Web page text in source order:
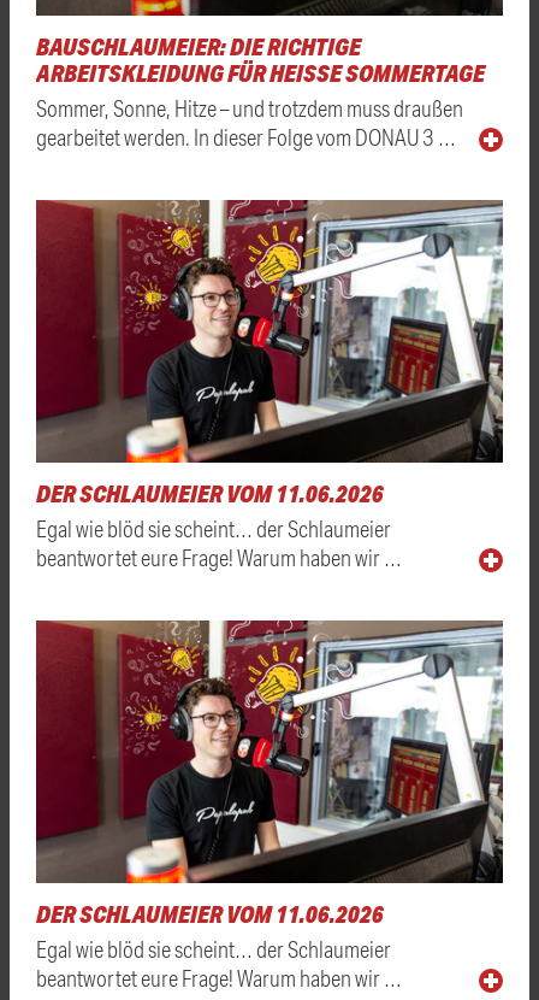
BAUSCHLAUMEIER: DIE RICHTIGE
ARBEITSKLEIDUNG FÜR HEISSE SOMMERTAGE
Sommer, Sonne, Hitze – und trotzdem muss draußen
gearbeitet werden. In dieser Folge vom DONAU 3 …
DER SCHLAUMEIER VOM 11.06.2026
Egal wie blöd sie scheint… der Schlaumeier
beantwortet eure Frage! Warum haben wir …
DER SCHLAUMEIER VOM 11.06.2026
Egal wie blöd sie scheint… der Schlaumeier
beantwortet eure Frage! Warum haben wir …